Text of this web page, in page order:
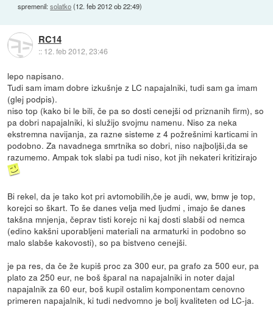
spremenil:solatko(12. feb 2012 ob 22:49)
RC14
:: 12. feb 2012, 23:46
lepo napisano.
Tudi sam imam dobre izkušnje z LC napajalniki, tudi sam ga imam
(glej podpis).
niso top (kako bi le bili, če pa so dosti cenejši od priznanih firm), so
pa dobri napajalniki, ki služijo svojmu namenu. Niso za neka
ekstremna navijanja, za razne sisteme z 4 požrešnimi karticami in
podobno. Za navadnega smrtnika so dobri, niso najboljši,da se
razumemo. Ampak tok slabi pa tudi niso, kot jih nekateri kritizirajo
Bi rekel, da je tako kot pri avtomobilih,če je audi, ww, bmw je top,
korejci so škart. To še danes velja med ljudmi , imajo še danes
takšna mnjenja, čeprav tisti korejc ni kaj dosti slabši od nemca
(edino kakšni uporabljeni materiali na armaturki in podobno so
malo slabše kakovosti), so pa bistveno cenejši.
je pa res, da če že kupiš proc za 300 eur, pa grafo za 500 eur, pa
plato za 250 eur, ne boš šparal na napajalniki in noter dajal
napajalnik za 60 eur, boš kupil ostalim komponentam cenovno
primeren napajalnik, ki tudi nedvomno je bolj kvaliteten od LC-ja.